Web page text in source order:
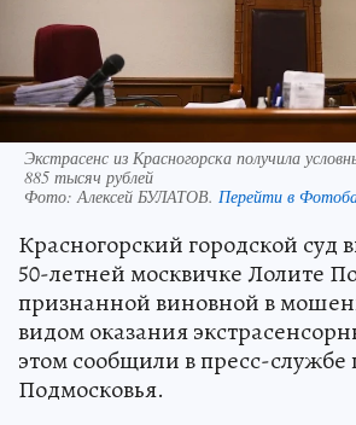
Экстрасенс из Красногорска получила
885 тысяч рублей
Фото:Алексей БУЛАТОВ. Перейти в
Красногорский городской суд
50-летней москвичке Лолите
признанной виновной в
видом оказания
этом сообщили в пресс-службе
Подмосковья.